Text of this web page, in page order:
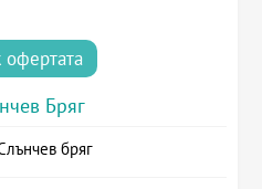
офертата
Бряг
бряг